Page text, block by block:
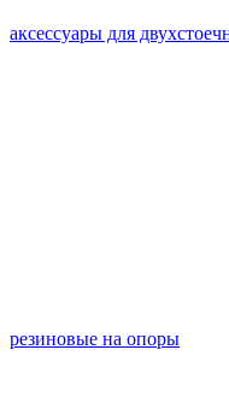
аксессуары для
резиновые на опоры